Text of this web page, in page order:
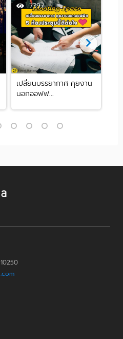
7397
​เปลี่ยนบรรยากาศ คุยงาน
นอกออฟฟ...